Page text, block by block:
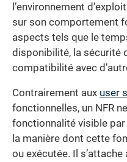
l’environnement
sur son comportement
aspects tels que le
disponibilité, la sécurité
compatibilité avec
Contrairement aux user
fonctionnelles, un NFR
fonctionnalité visible par
la manière dont cette
ou exécutée. Il